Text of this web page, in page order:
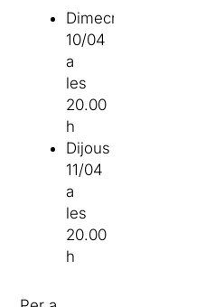
Dimecres
10/04
a
les
20.00
h
Dijous
11/04
a
les
20.00
h